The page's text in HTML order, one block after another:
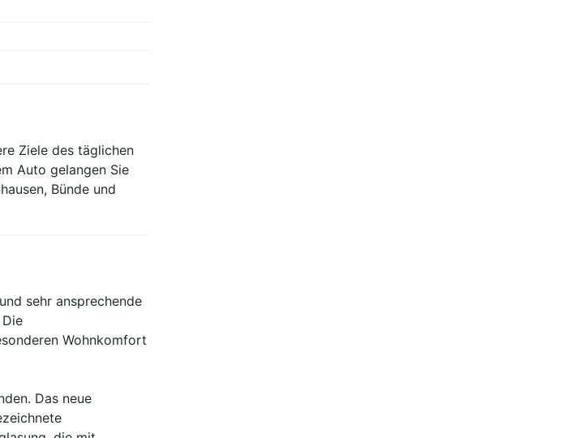
Ziele des täglichen
Auto gelangen Sie
Bünde und
sehr ansprechende
Wohnkomfort
Das neue